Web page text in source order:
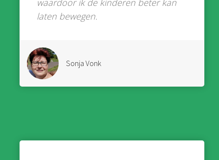
waardoor ik de kinderen beter kan
laten bewegen.
Sonja Vonk